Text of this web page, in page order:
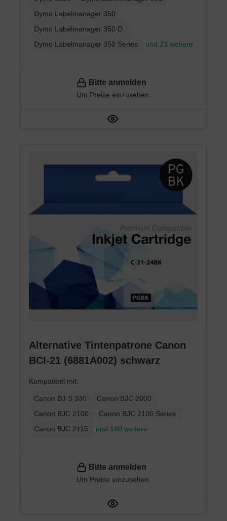
Dymo Labelmanager 350
Dymo Labelmanager 350 D
Dymo Labelmanager 350 Series
und 23 weitere
Bitte anmelden
Um Preise einzusehen
Alternative Tintenpatrone Canon
BCI-21 (6881A002) schwarz
Kompatibel mit:
Canon BJ-S 330
Canon BJC 2000
Canon BJC 2100
Canon BJC 2100 Series
Canon BJC 2115
und 180 weitere
Bitte anmelden
Um Preise einzusehen